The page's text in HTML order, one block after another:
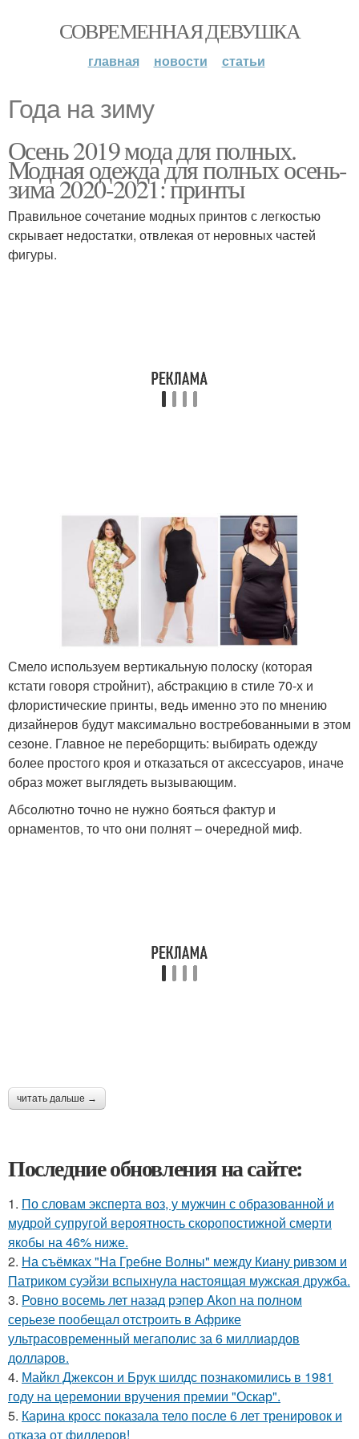
СОВРЕМЕННАЯ ДЕВУШКА
главная новости статьи
Года на зиму
Осень 2019 мода для полных.
Модная одежда для полных осень-
зима 2020-2021: принты
Правильное сочетание модных принтов с легкостью
скрывает недостатки, отвлекая от неровных частей
фигуры.
Смело используем вертикальную полоску (которая
кстати говоря стройнит), абстракцию в стиле 70-х и
флористические принты, ведь именно это по мнению
дизайнеров будут максимально востребованными в этом
сезоне. Главное не переборщить: выбирать одежду
более простого кроя и отказаться от аксессуаров, иначе
образ может выглядеть вызывающим.
Абсолютно точно не нужно бояться фактур и
орнаментов, то что они полнят – очередной миф.
читать дальше →
Последние обновления на сайте:
1. По словам эксперта воз, у мужчин с образованной и
мудрой супругой вероятность скоропостижной смерти
якобы на 46% ниже.
2. На съёмках "На Гребне Волны" между Киану ривзом и
Патриком суэйзи вспыхнула настоящая мужская дружба.
3. Ровно восемь лет назад рэпер Akon на полном
серьезе пообещал отстроить в Африке
ультрасовременный мегаполис за 6 миллиардов
долларов.
4. Майкл Джексон и Брук шилдс познакомились в 1981
году на церемонии вручения премии "Оскар".
5. Карина кросс показала тело после 6 лет тренировок и
отказа от филлеров!